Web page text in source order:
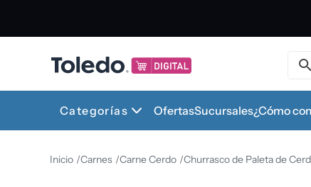
Categorías OfertasSucursales¿Cómo
Carnes Carne Cerdo Churrasco de Paleta de